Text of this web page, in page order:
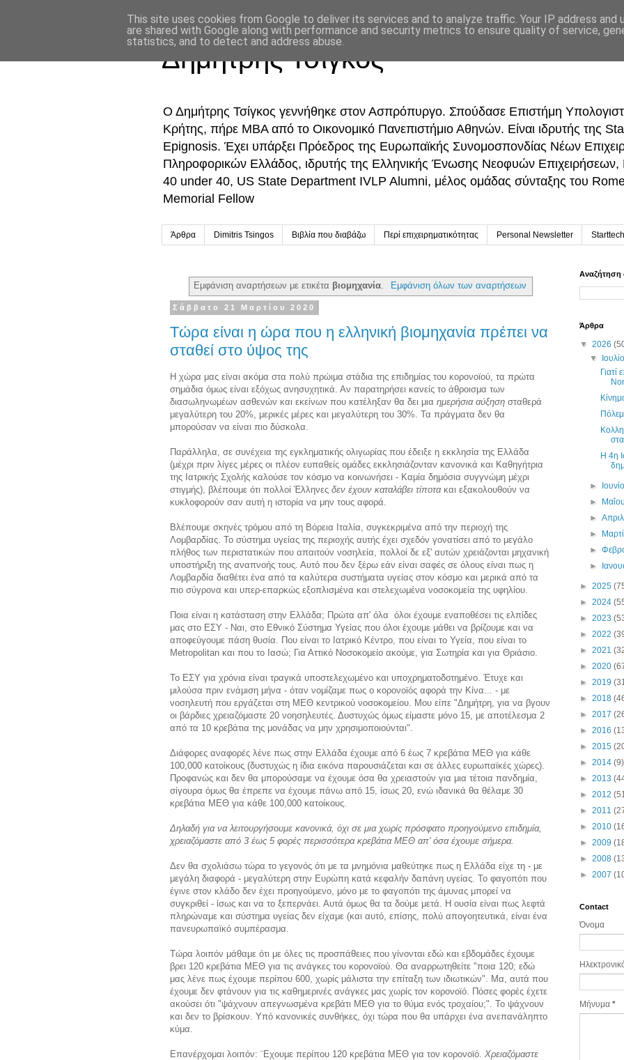
Δημήτρης Τσίγκος
Ο Δημήτρης Τσίγκος γεννήθηκε στον Ασπρόπυργο. Σπούδασε Επιστήμη
Κρήτης, πήρε MBA από το Οικονομικό Πανεπιστήμιο Αθηνών. Είναι ιδρυτής της
Epignosis. Έχει υπάρξει Πρόεδρος της Ευρωπαϊκής Συνομοσπονδίας Νέων
Πληροφορικών Ελλάδος, ιδρυτής της Ελληνικής Ένωσης Νεοφυών
40 under 40, US State Department IVLP Alumni, μέλος ομάδας σύνταξης του
Memorial Fellow
Άρθρα Dimitris Tsingos Βιβλία που διαβάζω Περί επιχειρηματικότητας Personal Newsletter
Εμφάνιση αναρτήσεων με ετικέτα βιομηχανία. Εμφάνιση όλων των αναρτήσεων
Σάββατο 21 Μαρτίου 2020
Tώρα είναι η ώρα που η ελληνική βιομηχανία πρέπει να
σταθεί στο ύψος της
Η χώρα μας είναι ακόμα στα πολύ πρώιμα στάδια της επιδημίας του κορονοϊού, τα πρώτα
σημάδια όμως είναι εξόχως ανησυχητικά. Αν παρατηρήσει κανείς το άθροισμα των
διασωληνωμέων ασθενών και εκείνων που κατέληξαν θα δει μια ημερήσια αύξηση σταθερά
μεγαλύτερη του 20%, μερικές μέρες και μεγαλύτερη του 30%. Τα πράγματα δεν θα
μπορούσαν να είναι πιο δύσκολα.
Παράλληλα, σε συνέχεια της εγκληματικής ολιγωρίας που έδειξε η εκκλησία της Ελλάδα
(μέχρι πριν λίγες μέρες οι πλέον ευπαθείς ομάδες εκκλησιάζονταν κανονικά και Καθηγήτρια
της Ιατρικής Σχολής καλούσε τον κόσμο να κοινωνήσει - Καμία δημόσια συγγνώμη μέχρι
στιγμής), βλέπουμε ότι πολλοί Έλληνες δεν έχουν καταλάβει τίποτακαι εξακολουθούν να
κυκλοφορούν σαν αυτή η ιστορία να μην τους αφορά.
Βλέπουμε σκηνές τρόμου από τη Βόρεια Ιταλία, συγκεκριμένα από την περιοχή της
Λομβαρδίας. Το σύστημα υγείας της περιοχής αυτής έχει σχεδόν γονατίσει από το μεγάλο
πλήθος των περιστατικών που απαιτούν νοσηλεία, πολλοί δε εξ' αυτών χρειάζονται μηχανική
υποστήριξη της αναπνοής τους. Αυτό που δεν ξέρω εάν είναι σαφές σε όλους είναι πως η
Λομβαρδία διαθέτει ένα από τα καλύτερα συστήματα υγείας στον κόσμο και μερικά από τα
πιο σύγρονα και υπερ-επαρκώς εξοπλισμένα και στελεχωμένα νοσοκομεία της υφηλίου.
Ποια είναι η κατάσταση στην Ελλάδα; Πρώτα απ' όλα όλοι έχουμε εναποθέσει τις ελπίδες
μας στο ΕΣΥ - Ναι, στο Εθνικό Σύστημα Υγείας που όλοι έχουμε μάθει να βρίζουμε και να
αποφεύγουμε πάση θυσία. Που είναι το Ιατρικό Κέντρο, που είναι το Υγεία, που είναι το
Metropolitan και που το Ιασώ; Για Αττικό Νοσοκομείο ακούμε, για Σωτηρία και για Θριάσιο.
Το ΕΣΥ για χρόνια είναι τραγικά υποστελεχωμένο και υποχρηματοδοτημένο. Έτυχε και
μιλούσα πριν ενάμιση μήνα - όταν νομίζαμε πως ο κορονοϊός αφορά την Κίνα... - με
νοσηλευτή που εργάζεται στη ΜΕΘ κεντρικού νοσοκομείου. Μου είπε "Δημήτρη, για να βγουν
οι βάρδιες χρειαζόμαστε 20 νοησηλευτές. Δυστυχώς όμως είμαστε μόνο 15, με αποτέλεσμα 2
από τα 10 κρεβάτια της μονάδας να μην χρησιμοποιούνται".
Διάφορες αναφορές λένε πως στην Ελλάδα έχουμε από 6 έως 7 κρεβάτια ΜΕΘ για κάθε
100,000 κατοίκους (δυστυχώς η ίδια εικόνα παρουσιάζεται και σε άλλες ευρωπαϊκές χώρες).
Προφανώς και δεν θα μπορούσαμε να έχουμε όσα θα χρειαστούν για μια τέτοια πανδημία,
σίγουρα όμως θα έπρεπε να έχουμε πάνω από 15, ίσως 20, ενώ ιδανικά θα θέλαμε 30
κρεβάτια ΜΕΘ για κάθε 100,000 κατοίκους.
Δηλαδή για να λειτουργήσουμε κανονικά, όχι σε μια χωρίς πρόσφατο προηγούμενο επιδημία,
χρειαζόμαστε από 3 έως 5 φορές περισσότερα κρεβάτια ΜΕΘ απ' όσα έχουμε σήμερα.
Δεν θα σχολιάσω τώρα το γεγονός ότι με τα μνημόνια μαθεύτηκε πως η Ελλάδα είχε τη - με
μεγάλη διαφορά - μεγαλύτερη στην Ευρώπη κατά κεφαλήν δαπάνη υγείας. Το φαγοπότι που
έγινε στον κλάδο δεν έχει προηγούμενο, μόνο με το φαγοπότι της άμυνας μπορεί να
συγκριθεί - ίσως και να το ξεπερνάει. Αυτά όμως θα τα δούμε μετά. Η ουσία είναι πως λεφτά
πληρώναμε και σύστημα υγείας δεν είχαμε (και αυτό, επίσης, πολύ απογοητευτικά, είναι ένα
πανευρωπαϊκό συμπέρασμα.
Τώρα λοιπόν μάθαμε ότι με όλες τις προσπάθειες που γίνονται εδώ και εβδομάδες έχουμε
βρει 120 κρεβάτια ΜΕΘ για τις ανάγκες του κορονοϊού. Θα αναρρωτηθείτε "ποια 120; εδώ
μας λένε πως έχουμε περίπου 600, χωρίς μάλιστα την επίταξη των ιδιωτικών". Μα, αυτά που
έχουμε δεν φτάνουν για τις καθημερινές ανάγκες μας χωρίς τον κορονοϊό. Πόσες φορές έχετε
ακούσει ότι "ψάχνουν απεγνωσμένα κρεβάτι ΜΕΘ για το θύμα ενός τροχαίου;". Το ψάχνουν
και δεν το βρίσκουν. Υπό κανονικές συνθήκες, όχι τώρα που θα υπάρχει ένα ανεπανάληπτο
κύμα.
Επανέρχομαι λοιπόν: ¨Εχουμε περίπου 120 κρεβάτια ΜΕΘ για τον κορονοϊό. Χρειαζόμαστε
Αναζήτηση
Άρθρα
▼ 2026
▼
Γιατί
H 4η
►
►
►
►
►
►
► 2025
► 2024
► 2023
► 2022
► 2021
► 2020
► 2019
► 2018
► 2017
► 2016
► 2015
► 2014 (9)
► 2013
► 2012
► 2011
► 2010
► 2009
► 2008
► 2007
Contact
Όνομα
Μήνυμα *
This site uses cookies from Google to deliver its services and to analyze traffic. Your IP address and
are shared with Google along with performance and security metrics to ensure quality of service,
statistics, and to detect and address abuse.